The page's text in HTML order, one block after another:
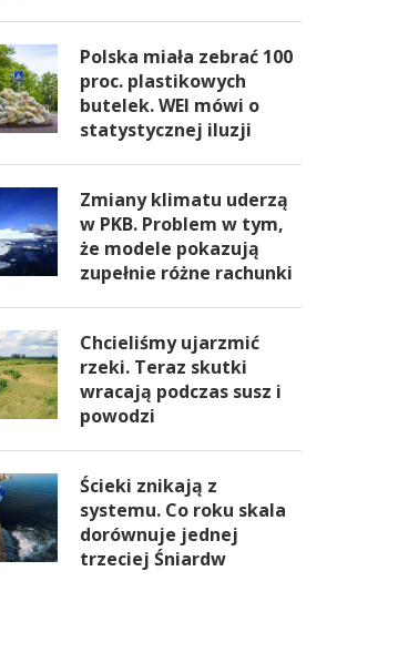
Polska miała zebrać 100
proc. plastikowych
butelek. WEI mówi o
statystycznej iluzji
Zmiany klimatu uderzą
w PKB. Problem w tym,
że modele pokazują
zupełnie różne rachunki
Chcieliśmy ujarzmić
rzeki. Teraz skutki
wracają podczas susz i
powodzi
Ścieki znikają z
systemu. Co roku skala
dorównuje jednej
trzeciej Śniardw